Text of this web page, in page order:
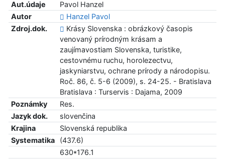
Aut.údaje
Pavol Hanzel
Autor
Hanzel Pavol
Zdroj.dok.
Krásy Slovenska : obrázkový časopis
venovaný prírodným krásam a
zaujímavostiam Slovenska, turistike,
cestovnému ruchu, horolezectvu,
jaskyniarstvu, ochrane prírody a národopisu.
Roč. 86, č. 5-6 (2009), s. 24-25. - Bratislava
Bratislava : Turservis : Dajama, 2009
Poznámky
Res.
Jazyk dok.
slovenčina
Krajina
Slovenská republika
Systematika
(437.6)
630*176.1